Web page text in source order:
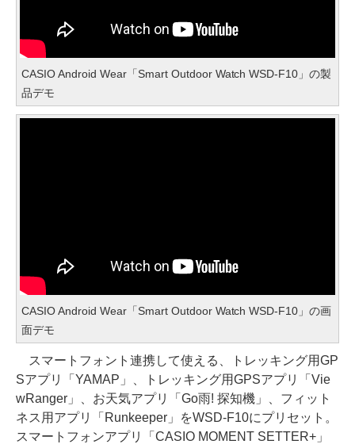
CASIO Android Wear「Smart Outdoor Watch WSD-F10」の製
品デモ
CASIO Android Wear「Smart Outdoor Watch WSD-F10」の画
面デモ
スマートフォント連携して使える、トレッキング用GP
Sアプリ「YAMAP」、トレッキング用GPSアプリ「Vie
wRanger」、お天気アプリ「Go雨! 探知機」、フィット
ネス用アプリ「Runkeeper」をWSD-F10にプリセット。
スマートフォンアプリ「CASIO MOMENT SETTER+」